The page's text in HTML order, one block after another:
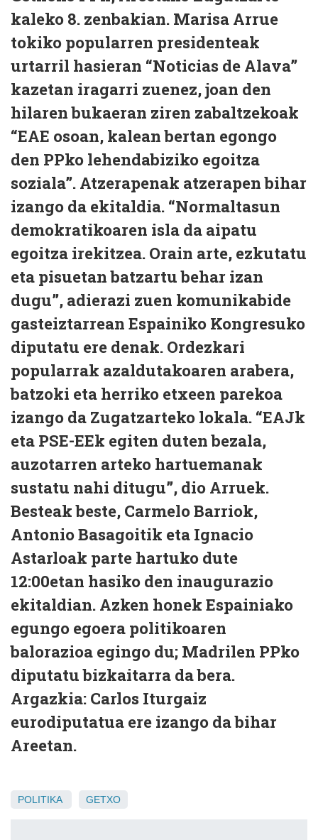
kaleko 8. zenbakian. Marisa Arrue
tokiko popularren presidenteak
urtarril hasieran “Noticias de Alava”
kazetan iragarri zuenez, joan den
hilaren bukaeran ziren zabaltzekoak
“EAE osoan, kalean bertan egongo
den PPko lehendabiziko egoitza
soziala”. Atzerapenak atzerapen bihar
izango da ekitaldia. “Normaltasun
demokratikoaren isla da aipatu
egoitza irekitzea. Orain arte, ezkutatu
eta pisuetan batzartu behar izan
dugu”, adierazi zuen komunikabide
gasteiztarrean Espainiko Kongresuko
diputatu ere denak. Ordezkari
popularrak azaldutakoaren arabera,
batzoki eta herriko etxeen parekoa
izango da Zugatzarteko lokala. “EAJk
eta PSE-EEk egiten duten bezala,
auzotarren arteko hartuemanak
sustatu nahi ditugu”, dio Arruek.
Besteak beste, Carmelo Barriok,
Antonio Basagoitik eta Ignacio
Astarloak parte hartuko dute
12:00etan hasiko den inaugurazio
ekitaldian. Azken honek Espainiako
egungo egoera politikoaren
balorazioa egingo du; Madrilen PPko
diputatu bizkaitarra da bera.
Argazkia: Carlos Iturgaiz
eurodiputatua ere izango da bihar
Areetan.
POLITIKA GETXO